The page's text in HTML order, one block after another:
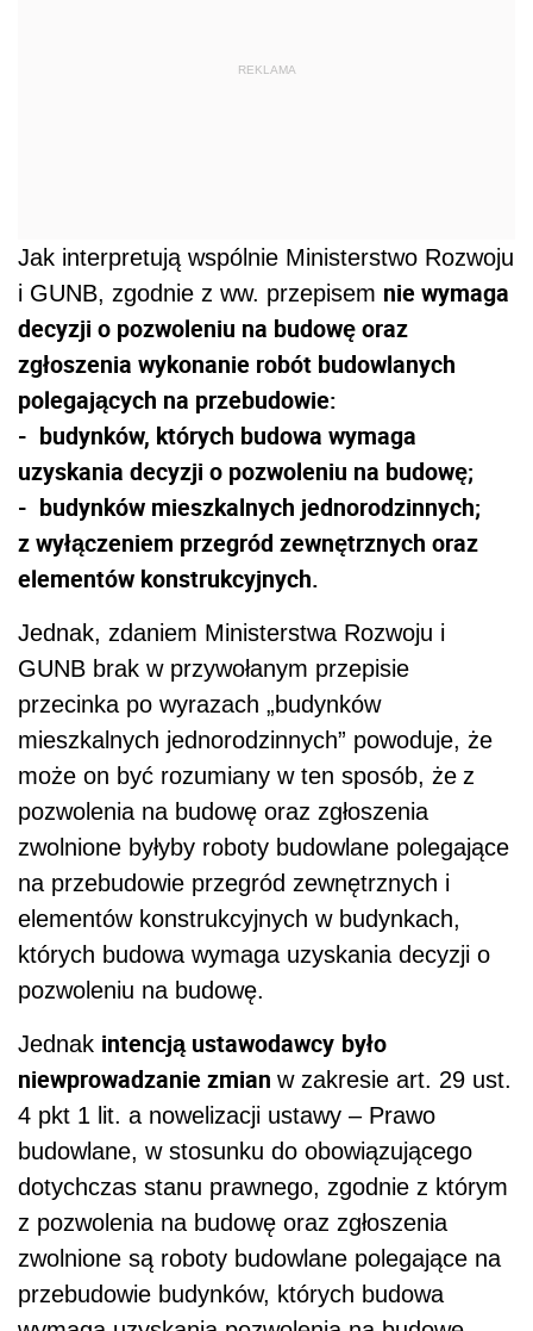
REKLAMA
Jak interpretują wspólnie Ministerstwo Rozwoju
i GUNB, zgodnie z ww. przepisem nie wymaga
decyzji o pozwoleniu na budowę oraz
zgłoszenia wykonanie robót budowlanych
polegających na przebudowie:
- budynków, których budowa wymaga
uzyskania decyzji o pozwoleniu na budowę;
- budynków mieszkalnych jednorodzinnych;
z wyłączeniem przegród zewnętrznych oraz
elementów konstrukcyjnych.
Jednak, zdaniem Ministerstwa Rozwoju i
GUNB brak w przywołanym przepisie
przecinka po wyrazach „budynków
mieszkalnych jednorodzinnych” powoduje, że
może on być rozumiany w ten sposób, że z
pozwolenia na budowę oraz zgłoszenia
zwolnione byłyby roboty budowlane polegające
na przebudowie przegród zewnętrznych i
elementów konstrukcyjnych w budynkach,
których budowa wymaga uzyskania decyzji o
pozwoleniu na budowę.
Jednak intencją ustawodawcy było
niewprowadzanie zmian w zakresie art. 29 ust.
4 pkt 1 lit. a nowelizacji ustawy – Prawo
budowlane, w stosunku do obowiązującego
dotychczas stanu prawnego, zgodnie z którym
z pozwolenia na budowę oraz zgłoszenia
zwolnione są roboty budowlane polegające na
przebudowie budynków, których budowa